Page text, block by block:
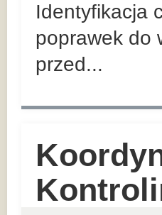
Identyfikacja
poprawek do
przed...